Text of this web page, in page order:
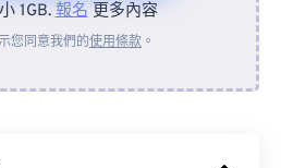
置
1GB.報名更多內容
您同意我們的使用條款 。